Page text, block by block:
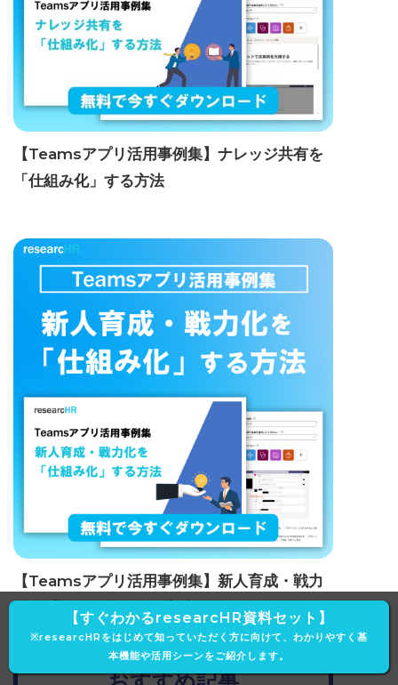
【Teamsアプリ活用事例集】ナレッジ共有を
「仕組み化」する方法
【Teamsアプリ活用事例集】新人育成・戦力
化を「仕組み化」する方法
【すぐわかるresearcHR資料セット】
※researcHRをはじめて知っていただく方に向けて、わかりやすく基
本機能や活用シーンをご紹介します。